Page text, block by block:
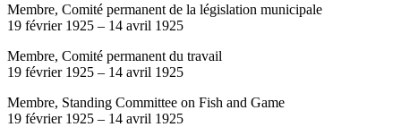
Membre, Comité permanent de la législation municipale
19 février 1925 – 14 avril 1925
Membre, Comité permanent du travail
19 février 1925 – 14 avril 1925
Membre, Standing Committee on Fish and Game
19 février 1925 – 14 avril 1925